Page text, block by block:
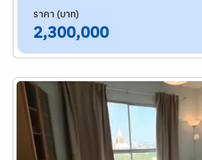
ราคา (บาท)
2,300,000